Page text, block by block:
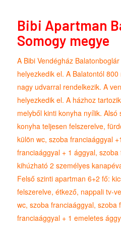
Bibi Apartman
Somogy megye
A Bibi Vendégház
helyezkedik el. A Balatontól
nagy udvarral rendelkezik. A
helyezkedik el. A házhoz
melyből kinti konyha nyílik.
konyha teljesen felszerelve,
külön wc, szoba franciaággyal
franciaággyal + 1 ággyal,
kihúzható 2 személyes
Felső szinti apartman 6+2 fő:
felszerelve, étkező, nappali tv-
wc, szoba franciaággyal, szoba
franciaággyal + 1 emeletes